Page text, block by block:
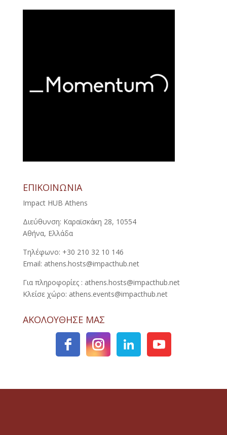
ΕΠΙΚΟΙΝΩΝΙΑ
Impact HUB Athens
Διεύθυνση: Καραϊσκάκη 28, 10554
Αθήνα, Ελλάδα
Τηλέφωνο: +30 210 32 10 146
Email: athens.hosts@impacthub.net
Για πληροφορίες : athens.hosts@impacthub.net
Κλείσε χώρο: athens.events@impacthub.net
ΑΚΟΛΟΥΘΗΣΕ ΜΑΣ